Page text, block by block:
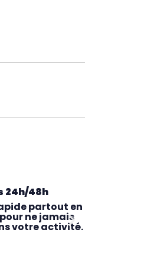
24h/48h
partout en
ne jamais
votre activité.